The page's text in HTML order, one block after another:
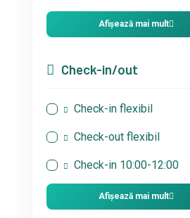
Afișează mai mult
Check-in/out
Check-in flexibil
Check-out flexibil
Check-in 10:00-12:00
Afișează mai mult